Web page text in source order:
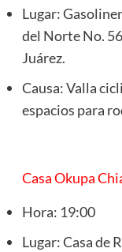
Lugar:
del Norte No.
Juárez.
Causa: Valla
espacios para
Casa Okupa
Hora: 19:00
Lugar: Casa de